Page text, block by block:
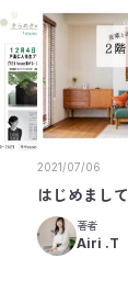
2021/07/06
はじめまして
著者
Airi .T